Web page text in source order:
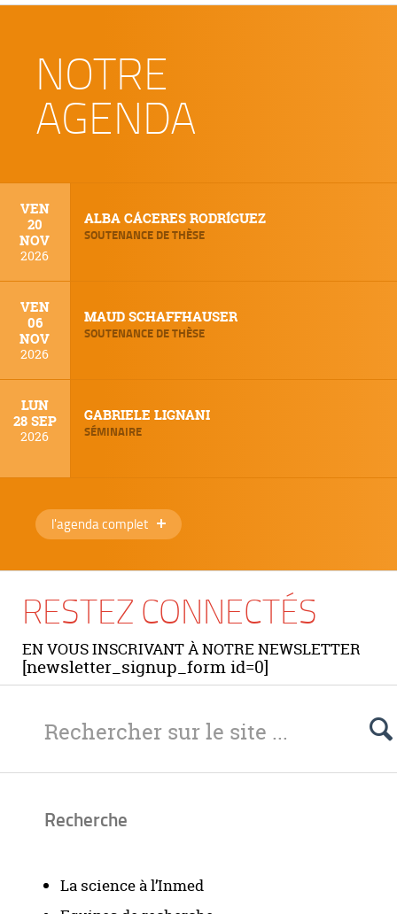
NOTRE
AGENDA
VEN
20
NOV
2026
ALBA CÁCERES RODRÍGUEZ
SOUTENANCE DE THÈSE
VEN
06
NOV
2026
MAUD SCHAFFHAUSER
SOUTENANCE DE THÈSE
LUN
28 SEP
2026
GABRIELE LIGNANI
SÉMINAIRE
l'agenda complet
RESTEZ CONNECTÉS
EN VOUS INSCRIVANT À NOTRE NEWSLETTER
[newsletter_signup_form id=0]
Recherche
La science à l’Inmed